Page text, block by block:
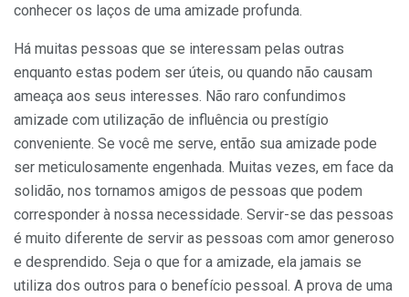
conhecer os laços de uma amizade profunda.
Há muitas pessoas que se interessam pelas outras
enquanto estas podem ser úteis, ou quando não causam
ameaça aos seus interesses. Não raro confundimos
amizade com utilização de influência ou prestígio
conveniente. Se você me serve, então sua amizade pode
ser meticulosamente engenhada. Muitas vezes, em face da
solidão, nos tornamos amigos de pessoas que podem
corresponder à nossa necessidade. Servir-se das pessoas
é muito diferente de servir as pessoas com amor generoso
e desprendido. Seja o que for a amizade, ela jamais se
utiliza dos outros para o benefício pessoal. A prova de uma